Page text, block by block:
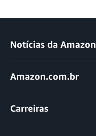
Notícias da Amazon
Amazon.com.br
Carreiras